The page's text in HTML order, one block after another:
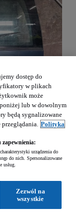
26
199 PLN
dostęp do
w plikach
może
lub w dowolnym
będą sygnalizowane
przeglądania. Polityka
zapewnienia:
urządzenia do
do nich. Spersonalizowane
Zezwól na
wszystkie